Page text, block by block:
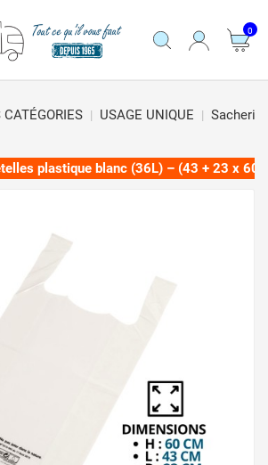
0
USAGE UNIQUE
Sacherie
plastique blanc (36L) – (43 + 23 x 60